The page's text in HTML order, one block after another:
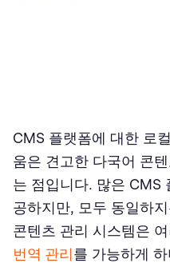
CMS 플랫폼에 대한 로
움은 견고한 다국어 콘
는 점입니다. 많은 CMS
공하지만, 모두 동일하
콘텐츠 관리 시스템은
번역 관리를 가능하게